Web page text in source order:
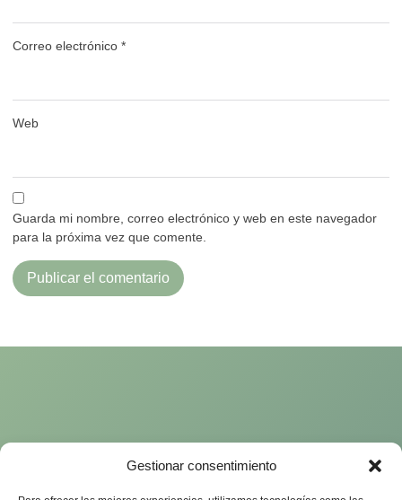
Gestionar consentimiento
Correo electrónico *
Web
Guarda mi nombre, correo electrónico y web en este navegador
para la próxima vez que comente.